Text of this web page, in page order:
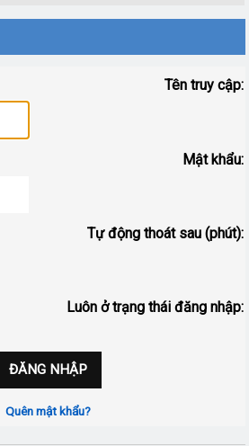
Tên truy cập:
Mật khẩu:
Tự động thoát sau (phút):
Luôn ở trạng thái đăng nhập:
Quên mật khẩu?